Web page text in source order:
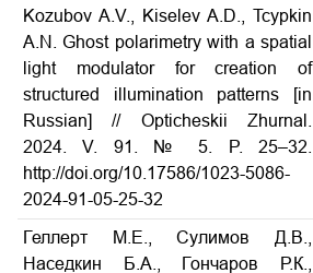
Kozubov A.V., Kiselev A.D., Tcypkin
A.N. Ghost polarimetry with a spatial
light modulator for creation of
structured illumination patterns [in
Russian] // Opticheskii Zhurnal.
2024. V. 91. № 5. P. 25–32.
http://doi.org/10.17586/1023-5086-
2024-91-05-25-32
Геллерт М.Е., Сулимов Д.В.,
Наседкин Б.А., Гончаров Р.К.,